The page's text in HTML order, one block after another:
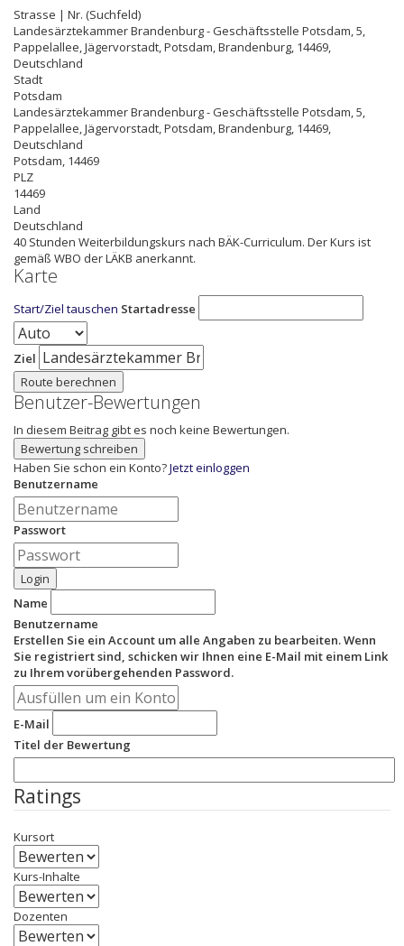
Strasse | Nr. (Suchfeld)
Landesärztekammer Brandenburg - Geschäftsstelle Potsdam, 5,
Pappelallee, Jägervorstadt, Potsdam, Brandenburg, 14469,
Deutschland
Stadt
Potsdam
Landesärztekammer Brandenburg - Geschäftsstelle Potsdam, 5,
Pappelallee, Jägervorstadt, Potsdam, Brandenburg, 14469,
Deutschland
Potsdam, 14469
PLZ
14469
Land
Deutschland
40 Stunden Weiterbildungskurs nach BÄK-Curriculum. Der Kurs ist
gemäß WBO der LÄKB anerkannt.
Karte
Start/Ziel tauschen Startadresse
Ziel
Route berechnen
Benutzer-Bewertungen
In diesem Beitrag gibt es noch keine Bewertungen.
Bewertung schreiben
Haben Sie schon ein Konto?Jetzt einloggen
Benutzername
Passwort
Login
Name
Benutzername
Erstellen Sie ein Account um alle Angaben zu bearbeiten. Wenn
Sie registriert sind, schicken wir Ihnen eine E-Mail mit einem Link
zu Ihrem vorübergehenden Password.
E-Mail
Titel der Bewertung
Ratings
Kursort
Kurs-Inhalte
Dozenten